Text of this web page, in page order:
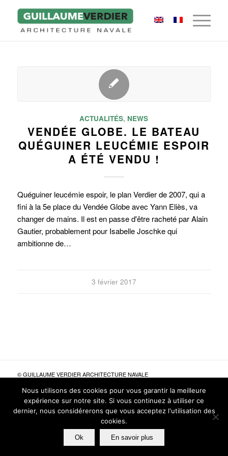
ACTUALITÉS, NEWS
VENDÉE GLOBE. LE BATEAU
QUÉGUINER LEUCÉMIE ESPOIR
A ÉTÉ VENDU !
Quéguiner leucémie espoir, le plan Verdier de 2007, qui a
fini à la 5e place du Vendée Globe avec Yann Eliès, va
changer de mains. Il est en passe d'être racheté par Alain
Gautier, probablement pour Isabelle Joschke qui
ambitionne de…
3 février 2017
© GUILLAUME VERDIER ARCHITECTURE NAVALE
SITES AMIS CRÉDITS
Nous utilisons des cookies pour vous garantir la meilleure
expérience sur notre site. Si vous continuez à utiliser ce
dernier, nous considérerons que vous acceptez l'utilisation des
cookies.
Ok En savoir plus